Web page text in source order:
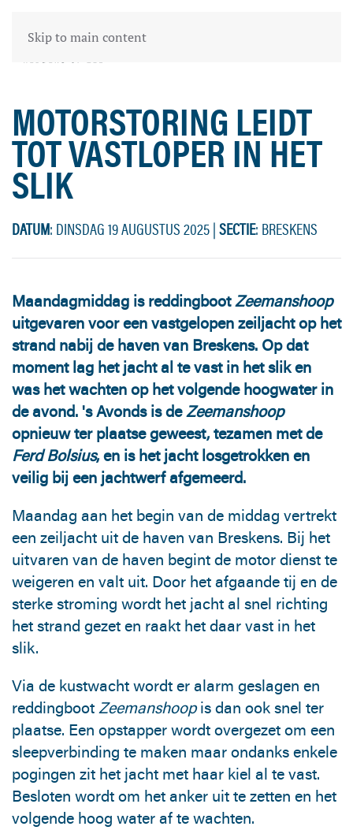
Skip to main content
MOTORSTORING LEIDT
TOT VASTLOPER IN HET
SLIK
DATUM: DINSDAG 19 AUGUSTUS 2025|SECTIE: BRESKENS
Maandagmiddag is reddingbootZeemanshoop
uitgevaren voor een vastgelopen zeiljacht op het
strand nabij de haven van Breskens. Op dat
moment lag het jacht al te vast in het slik en
was het wachten op het volgende hoogwater in
de avond. 's Avonds is deZeemanshoop
opnieuw ter plaatse geweest, tezamen met de
Ferd Bolsius, en is het jacht losgetrokken en
veilig bij een jachtwerf afgemeerd.
Maandag aan het begin van de middag vertrekt
een zeiljacht uit de haven van Breskens. Bij het
uitvaren van de haven begint de motor dienst te
weigeren en valt uit. Door het afgaande tij en de
sterke stroming wordt het jacht al snel richting
het strand gezet en raakt het daar vast in het
slik.
Via de kustwacht wordt er alarm geslagen en
reddingbootZeemanshoopis dan ook snel ter
plaatse. Een opstapper wordt overgezet om een
sleepverbinding te maken maar ondanks enkele
pogingen zit het jacht met haar kiel al te vast.
Besloten wordt om het anker uit te zetten en het
volgende hoog water af te wachten.